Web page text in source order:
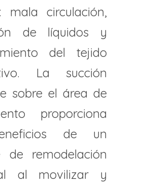
mala circulación,
de líquidos y
del tejido
La succión
sobre el área de
proporciona
de un
de remodelación
al movilizar y